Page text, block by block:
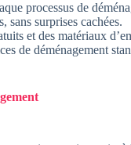
processus de
sans surprises cachées.
et des matériaux
de déménagement